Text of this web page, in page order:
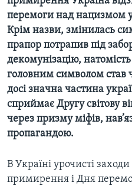
перемоги над нацизмом у
Крім назви, змінилась
прапор потрапив під
декомунізацію,
головним символом став
досі значна частина
сприймає Другу світову
через призму міфів,
пропагандою.
В Україні урочисті
примирення і Дня